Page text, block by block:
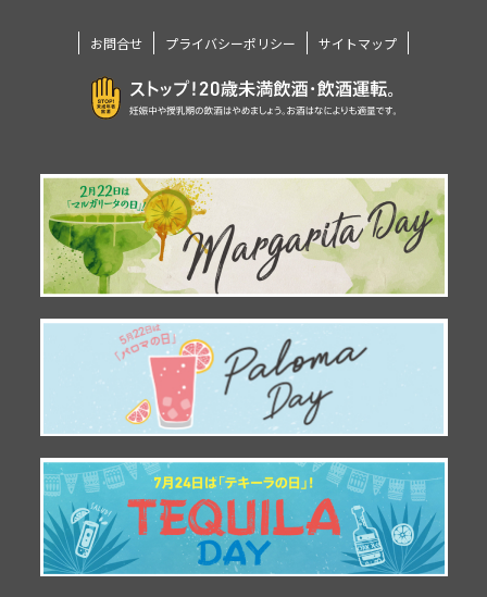
お問合せ プライバシーポリシー サイトマップ